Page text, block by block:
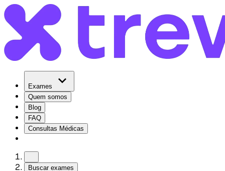
Exames
Quem somos
Blog
FAQ
Consultas Médicas
Buscar exames